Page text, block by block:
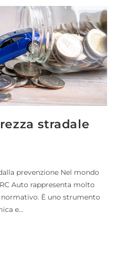
stradale
prevenzione Nel mondo
Auto rappresenta molto
È uno strumento
e…